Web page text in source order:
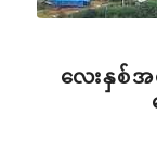
လေးနှစ်